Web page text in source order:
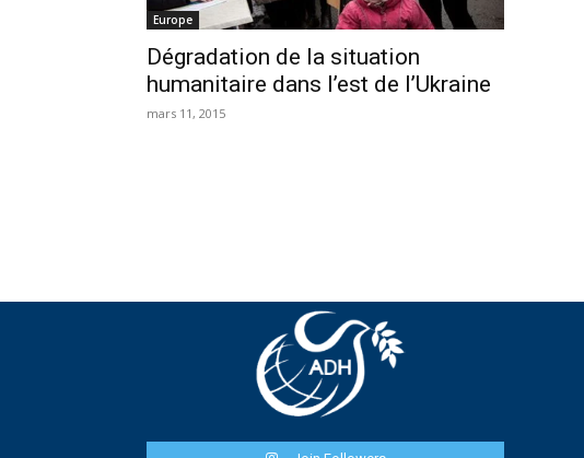
Europe
Dégradation de la situation
humanitaire dans l’est de l’Ukraine
mars 11, 2015